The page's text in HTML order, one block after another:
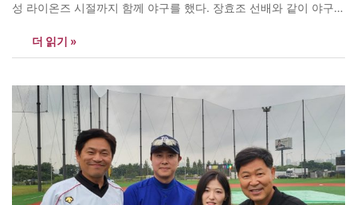
성 라이온즈 시절까지 함께 야구를 했다. 장효조 선배와 같이 야구하
있노라면 입이 다물어지지 않을 정도로 정교하고 예술적이다. 얼마
나 대단한 선배였으면 배트 한 자루 갖고 몇달을…
더 읽기 »